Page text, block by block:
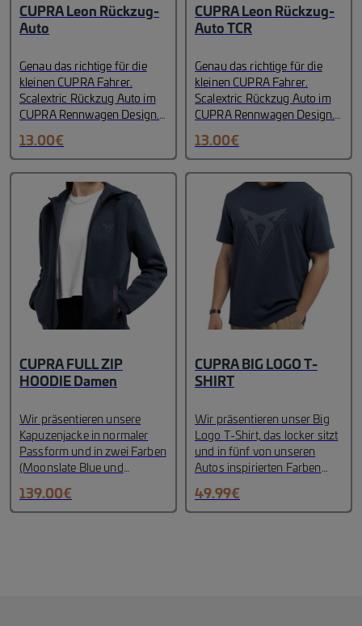
CUPRA Leon Rückzug-
Auto
Genau das richtige für die
kleinen CUPRA Fahrer.
Scalextric Rückzug Auto im
CUPRA Rennwagen Design.
13.00€
CUPRA Leon Rückzug-
Auto TCR
Genau das richtige für die
kleinen CUPRA Fahrer.
Scalextric Rückzug Auto im
CUPRA Rennwagen Design.
13.00€
CUPRA FULL ZIP
HOODIE Damen
Wir präsentieren unsere
Kapuzenjacke in normaler
Passform und in zwei Farben
(Moonslate Blue und
revolutionäres, vielseitiges
139.00€
CUPRA BIG LOGO T-
SHIRT
Wir präsentieren unser Big
Logo T-Shirt, das locker sitzt
und in fünf von unseren
Autos inspirierten Farben
Enceladus Grey, Rio Verde,
49.99€